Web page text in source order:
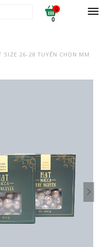
0
0
SIZE 26-28 TUYỂN CHỌN MM